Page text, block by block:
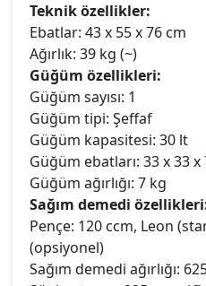
Teknik özellikler:
Ebatlar: 43 x 55 x 76 cm
Ağırlık: 39 kg (~)
Güğüm özellikleri:
Güğüm sayısı: 1
Güğüm tipi: Şeffaf
Güğüm kapasitesi: 30 lt
Güğüm ebatları: 33 x 33 x
Güğüm ağırlığı: 7 kg
Sağım demedi
Pençe: 120 ccm, Leon
(opsiyonel)
Sağım demedi ağırlığı: